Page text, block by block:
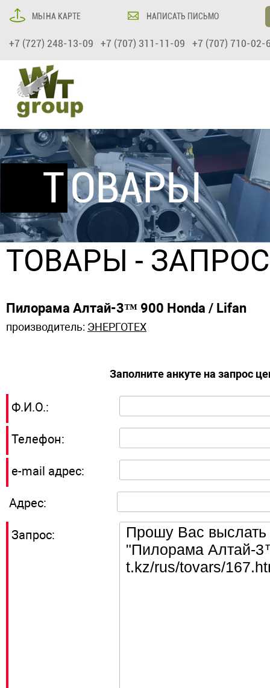
МЫ НА КАРТЕ НАПИСАТЬ ПИСЬМО
+7 (727) 248-13-09 +7 (707) 311-11-09 +7 (707) 710-02-
ТОВАРЫ
ТОВАРЫ -
Пилорама Алтай-3™ 900 Honda / Lifan
производитель: ЭНЕРГОТЕХ
Заполните анкуте на запрос
Ф.И.О.:
Телефон:
e-mail адрес:
Адрес:
Запрос: